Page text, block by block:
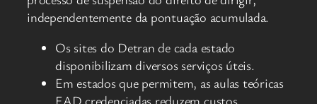
independentemente da pontuação acumulada.
Os sites do Detran de cada estado
disponibilizam diversos serviços úteis.
Em estados que permitem, as aulas teóricas
EAD credenciadas reduzem custos